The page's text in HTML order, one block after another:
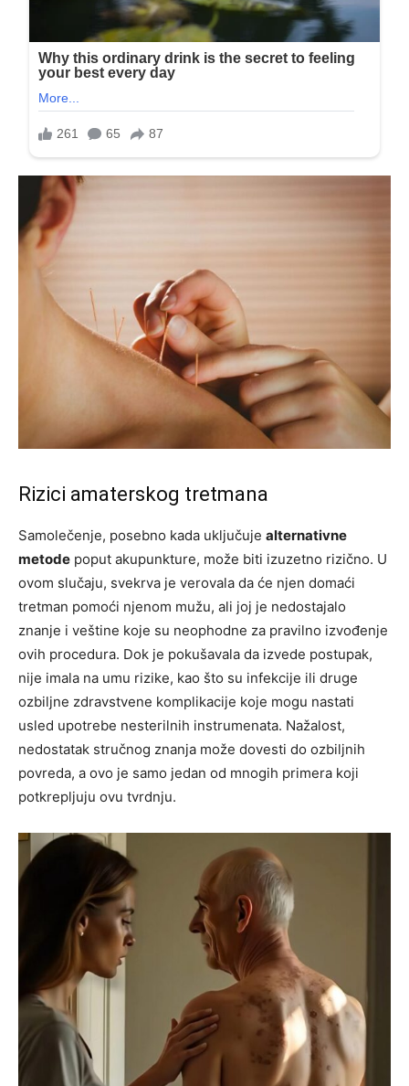
Rizici amaterskog tretmana
Samolečenje, posebno kada uključuje alternativne
metode poput akupunkture, može biti izuzetno rizično. U
ovom slučaju, svekrva je verovala da će njen domaći
tretman pomoći njenom mužu, ali joj je nedostajalo
znanje i veštine koje su neophodne za pravilno izvođenje
ovih procedura. Dok je pokušavala da izvede postupak,
nije imala na umu rizike, kao što su infekcije ili druge
ozbiljne zdravstvene komplikacije koje mogu nastati
usled upotrebe nesterilnih instrumenata. Nažalost,
nedostatak stručnog znanja može dovesti do ozbiljnih
povreda, a ovo je samo jedan od mnogih primera koji
potkrepljuju ovu tvrdnju.